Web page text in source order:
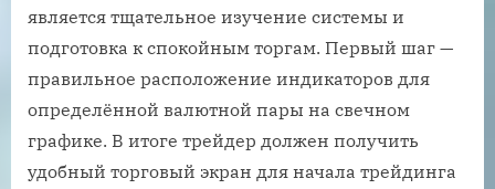
является тщательное изучение системы и
подготовка к спокойным торгам. Первый шаг —
правильное расположение индикаторов для
определённой валютной пары на свечном
графике. В итоге трейдер должен получить
удобный торговый экран для начала трейдинга